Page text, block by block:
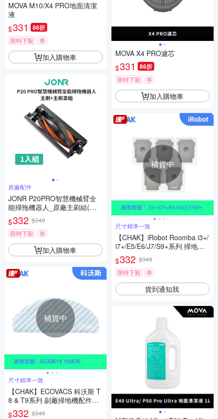
MOVA M10/X4 PRO地面清潔
液
$331 86折
限時下殺 券
加入購物車
原廠配件
JONR P20PRO智慧機械臂全
能掃拖機器人_原廠主刷組(主
刷+主刷罩)
$332 $349
限時下殺
券
加入購物車
補貨中
尺寸精準一致
【CHAK】ECOVACS 科沃斯 T
8 & T9系列 副廠掃地機配件耗
材超值組(可水洗拖布x10)
$332 $349
MOVA X4 PRO濾芯
$331 86折
限時下殺 券
加入購物車
補貨中
尺寸精準一致
【CHAK】iRobot Roomba i3+/
i7+/E5/E6/J7/S9+系列 掃地機
器人副廠配件耗材超值組(集塵
袋5入組)
$332 $349
限時下殺
券
貨到通知我